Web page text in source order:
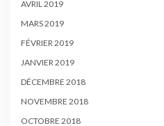
AVRIL 2019
MARS 2019
FÉVRIER 2019
JANVIER 2019
DÉCEMBRE 2018
NOVEMBRE 2018
OCTOBRE 2018